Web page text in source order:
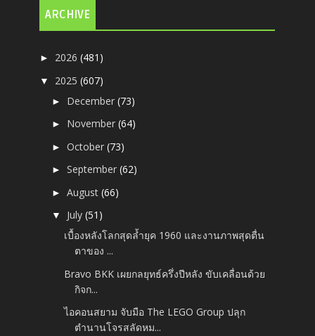
ARCHIVE
► 2026(481)
▼ 2025(607)
► December(73)
► November(64)
►October(73)
►September(62)
►August(66)
▼ July(51)
เบื้องหลังโลกสุดล้ำยุค 1960 และงานภาพสุดตื่น
ตาของ ...
Bravo BKK เผยกลยุทธ์ครึ่งปีหลัง ขับเคลื่อนด้วย
กิจก...
ไอคอนสยาม จับมือ The LEGO Group ปลุก
ตำนานโจรสลัดหม...